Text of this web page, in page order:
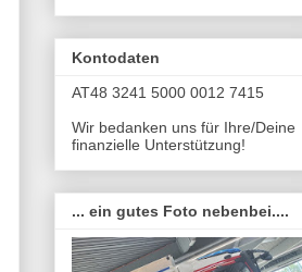
Kontodaten
AT48 3241 5000 0012 7415
Wir bedanken uns für Ihre/Deine
finanzielle Unterstützung!
... ein gutes Foto nebenbei....